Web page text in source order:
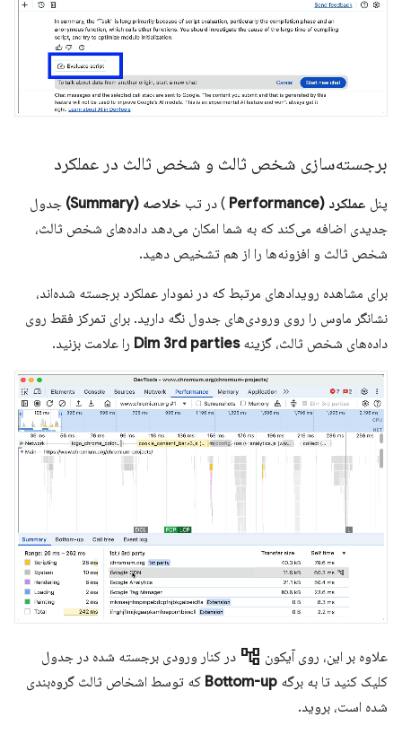
برجسته‌سازی شخص ثالث و شخص ثالث در عملکرد
پنل عملکرد (Performance ) در تب خلاصه (Summary)
جدول
جدیدی اضافه می‌کند که به شما امکان می‌دهد داده‌های شخص ثالث،
شخص ثالث و افزونه‌ها را از هم تشخیص دهید.
برای مشاهده رویدادهای مرتبط که در نمودار عملکرد برجسته شده‌اند،
نشانگر ماوس را روی ورودی‌های جدول نگه دارید. برای تمرکز فقط روی
داده‌های شخص ثالث، گزینهDim 3rd parties را علامت بزنید.
علاوه بر این، روی آیکون account_tree در کنار ورودی برجسته شده در جدول
کلیک کنید تا به برگه Bottom-up که توسط اشخاص ثالث گروه‌بندی
شده است، بروید.